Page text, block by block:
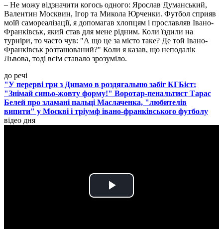
– Не можу відзначити когось одного: Ярослав Думанський,
Валентин Москвин, Ігор та Микола Юрченки. Футбол сприяв
моїй самореалізації, я допомагав хлопцям і прославляв Івано-
Франківськ, який став для мене рідним. Коли їздили на
турніри, то часто чув: "А що це за місто таке? Де той Івано-
Франківськ розташований?" Коли я казав, що неподалік
Львова, тоді всім ставало зрозуміло.
до речі
"У перерві гри з Динамо в роздягальню забіг КГБіст:
"Знімай синьо-жовту форму!" Воротар-пенальтист Тарас
Белей про зламані пальці Маслаченка, "любителів
випити" у Москві і тріумф івано-франківського футболу
відео дня
Play